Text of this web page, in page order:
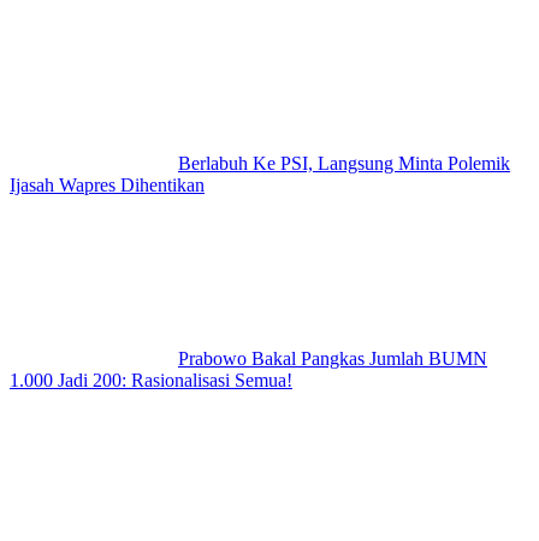
Berlabuh Ke PSI, Langsung Minta Polemik
Ijasah Wapres Dihentikan
Prabowo Bakal Pangkas Jumlah BUMN
1.000 Jadi 200: Rasionalisasi Semua!